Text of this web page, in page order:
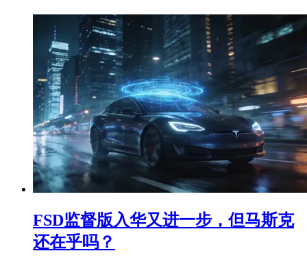
FSD监督版入华又进一步，但马斯克
还在乎吗？